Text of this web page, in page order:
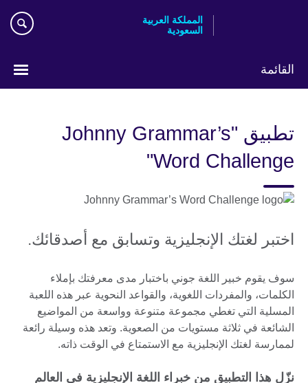
المملكة العربية
السعودية
القائمة
تطبيق "Johnny Grammar’s
Word Challenge"
اختبر لغتك الإنجليزية وتسابق مع أصدقائك.
سوف يقوم خبير اللغة جوني باختبار مدى معرفتك بإملاء
الكلمات، والمفردات اللغوية، والقواعد النحوية عبر هذه اللعبة
المسلية التي تغطي مجموعة متنوعة وواسعة من المواضيع
الشائعة في ثلاثة مستويات من الصعوية. وتعد هذه وسيلة رائعة
لممارسة لغتك الإنجليزية مع الاستمتاع في الوقت ذاته.
نزّل هذا التطبيق من خبراء اللغة الإنجليزية في العالم